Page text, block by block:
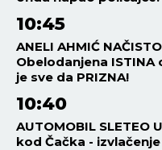
10:45
ANELI AHMIĆ
Obelodanjena ISTINA
je sve da PRIZNA!
10:40
AUTOMOBIL SLETEO
kod Čačka -